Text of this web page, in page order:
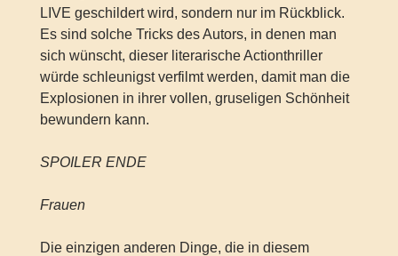
LIVE geschildert wird, sondern nur im Rückblick.
Es sind solche Tricks des Autors, in denen man
sich wünscht, dieser literarische Actionthriller
würde schleunigst verfilmt werden, damit man die
Explosionen in ihrer vollen, gruseligen Schönheit
bewundern kann.
SPOILER ENDE
Frauen
Die einzigen anderen Dinge, die in diesem